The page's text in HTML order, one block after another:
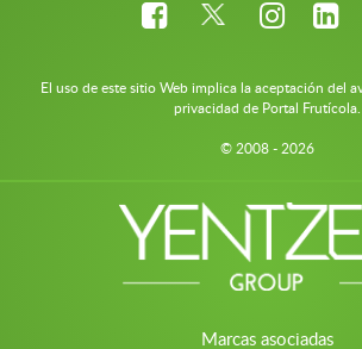
El uso de este sitio Web implica la aceptación del
privacidad de Portal Frutícola.
© 2008 - 2026
Marcas asociadas